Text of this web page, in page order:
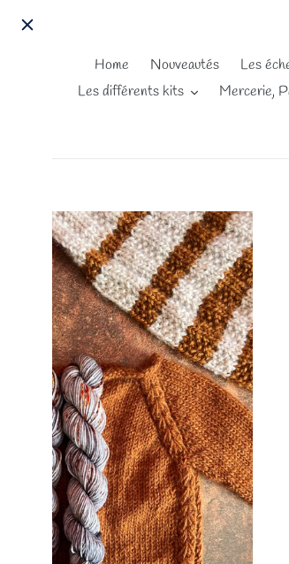
Home Nouveautés Les
Les différents kits
Mercerie,